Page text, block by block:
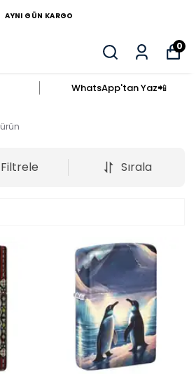
AYNI GÜN KARGO
0
WhatsApp'tan Yaz​📲​
ürün
Filtrele Sırala